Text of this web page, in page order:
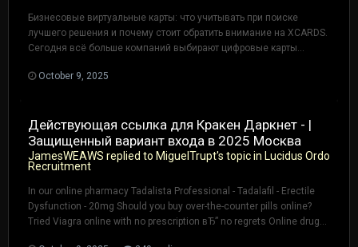
Бизнесовые виртуальные карты: что учитывать при поиске
лучшего решения и почему стоит обратить внимание на XCARDS.
Сегодня всё больше компаний выбирают цифровые карты...
October 9, 2025
Действующая ссылка для Кракен Даркнет - |
Защищенный вариант входа в 2025 Москва
JamesWEAWS replied to MiguelTrupt's topic in Lucidus Ordo
Recruitment
In our online pharmacy Tadalista Professional - Tadalafil - Erectile
Dysfunction - 20mg Should you buy over-the-counter pills online?
Tried Viagra online with no prescription вЂ” no regrets Online drug...